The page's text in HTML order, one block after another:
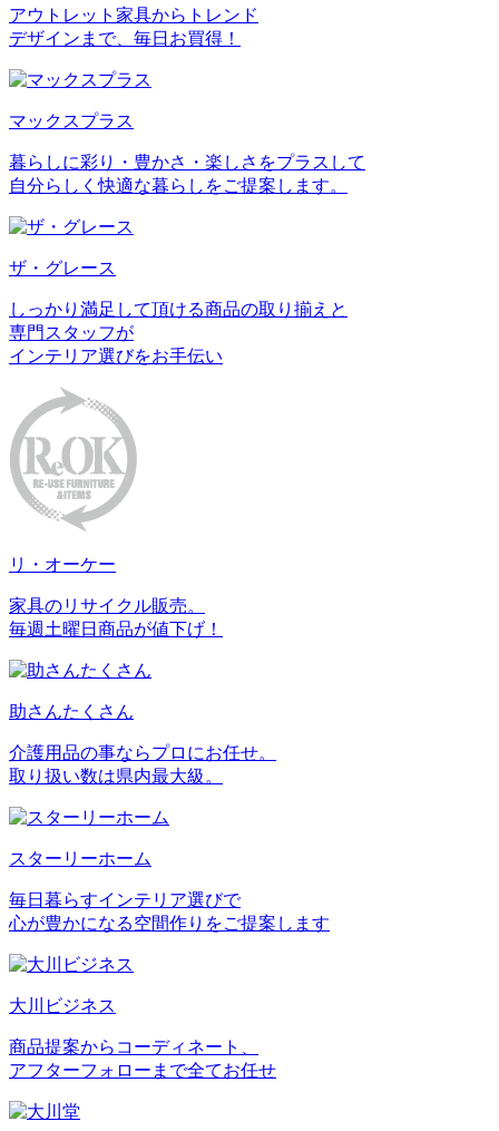
アウトレット家具からトレンド
デザインまで、毎日お買得！
マックスプラス
暮らしに彩り・豊かさ・楽しさをプラスして
自分らしく快適な暮らしをご提案します。
ザ・グレース
しっかり満足して頂ける商品の取り揃えと
専門スタッフが
インテリア選びをお手伝い
リ・オーケー
家具のリサイクル販売。
毎週土曜日商品が値下げ！
助さんたくさん
介護用品の事ならプロにお任せ。
取り扱い数は県内最大級。
スターリーホーム
毎日暮らすインテリア選びで
心が豊かになる空間作りをご提案します
大川ビジネス
商品提案からコーディネート、
アフターフォローまで全てお任せ